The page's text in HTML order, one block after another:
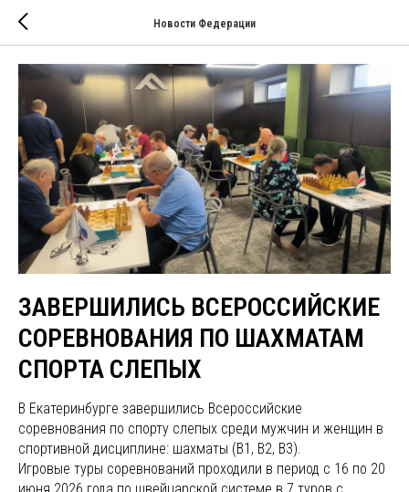
Новости Федерации
ЗАВЕРШИЛИСЬ ВСЕРОССИЙСКИЕ
СОРЕВНОВАНИЯ ПО ШАХМАТАМ
СПОРТА СЛЕПЫХ
В Екатеринбурге завершились Всероссийские
соревнования по спорту слепых среди мужчин и женщин в
спортивной дисциплине: шахматы (В1, В2, В3).
Игровые туры соревнований проходили в период с 16 по 20
июня 2026 года по швейцарской системе в 7 туров с